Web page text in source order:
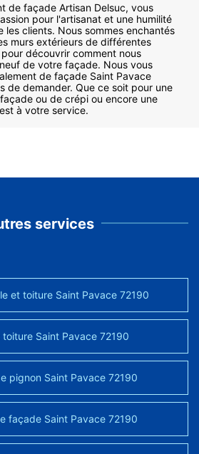
de façade Artisan Delsuc, vous
pour l'artisanat et une humilité
les clients. Nous sommes enchantés
murs extérieurs de différentes
découvrir comment nous
de votre façade. Nous vous
de façade Saint Pavace
de demander. Que ce soit pour une
ou de crépi ou encore une
à votre service.
services
et toiture Saint Pavace 72190
Saint Pavace 72190
pignon Saint Pavace 72190
façade Saint Pavace 72190